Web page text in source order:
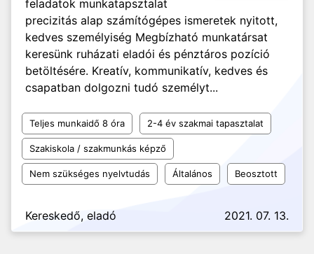
feladatok munkatapsztalat
precizitás alap számítógépes ismeretek nyitott,
kedves személyiség Megbízható munkatársat
keresünk ruházati eladói és pénztáros pozíció
betöltésére. Kreatív, kommunikatív, kedves és
csapatban dolgozni tudó személyt...
Teljes munkaidő 8 óra 2-4 év szakmai tapasztalat
Szakiskola / szakmunkás képző
Nem szükséges nyelvtudás Általános Beosztott
Kereskedő, eladó 2021. 07. 13.